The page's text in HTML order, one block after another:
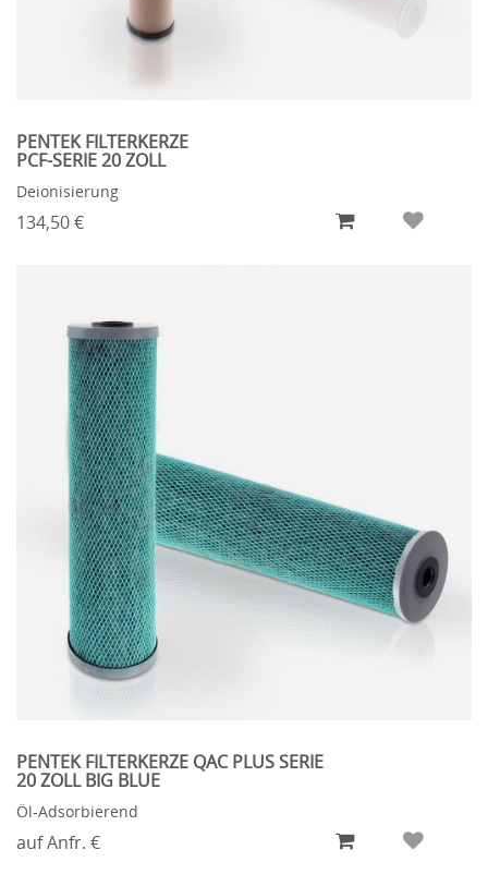
PENTEK FILTERKERZE
PCF-SERIE 20 ZOLL
Deionisierung
134,50 €
PENTEK FILTERKERZE QAC PLUS SERIE
20 ZOLL BIG BLUE
Öl-Adsorbierend
auf Anfr. €